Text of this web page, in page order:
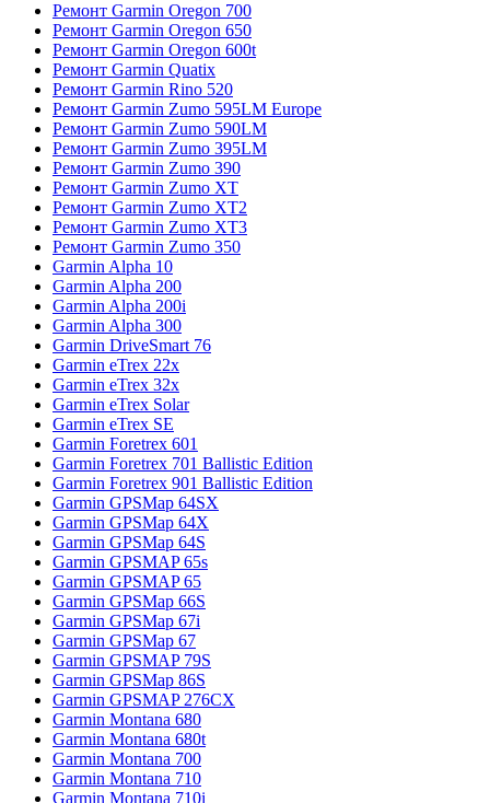
Ремонт Garmin Oregon 700
Ремонт Garmin Oregon 650
Ремонт Garmin Oregon 600t
Ремонт Garmin Quatix
Ремонт Garmin Rino 520
Ремонт Garmin Zumo 595LM Europe
Ремонт Garmin Zumo 590LM
Ремонт Garmin Zumo 395LM
Ремонт Garmin Zumo 390
Ремонт Garmin Zumo XT
Ремонт Garmin Zumo XT2
Ремонт Garmin Zumo XT3
Ремонт Garmin Zumo 350
Garmin Alpha 10
Garmin Alpha 200
Garmin Alpha 200i
Garmin Alpha 300
Garmin DriveSmart 76
Garmin eTrex 22x
Garmin eTrex 32x
Garmin eTrex Solar
Garmin eTrex SE
Garmin Foretrex 601
Garmin Foretrex 701 Ballistic Edition
Garmin Foretrex 901 Ballistic Edition
Garmin GPSMap 64SX
Garmin GPSMap 64X
Garmin GPSMap 64S
Garmin GPSMAP 65s
Garmin GPSMAP 65
Garmin GPSMap 66S
Garmin GPSMap 67i
Garmin GPSMap 67
Garmin GPSMAP 79S
Garmin GPSMap 86S
Garmin GPSMAP 276CX
Garmin Montana 680
Garmin Montana 680t
Garmin Montana 700
Garmin Montana 710
Garmin Montana 710i